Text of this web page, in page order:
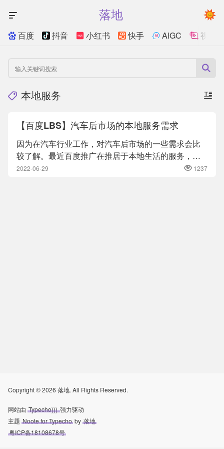
落地
百度 抖音 小红书 快手 AIGC 视频
本地服务
【百度LBS】汽车后市场的本地服务需求
因为在汽车行业工作，对汽车后市场的一些需求会比
较了解。最近百度推广在推居于本地生活的服务，做
了一番简单的了解。1、...
2022-06-29 1237
Copyright © 2026 落地. All Rights Reserved.
网站由 Typecho)))强力驱动
主题 Noote for Typecho by 落地
粤ICP备18108678号